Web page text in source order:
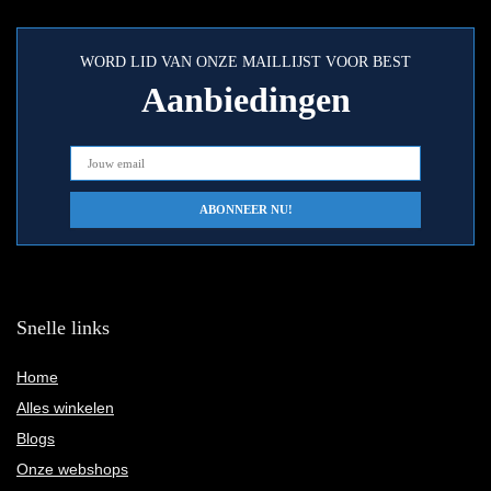
WORD LID VAN ONZE MAILLIJST VOOR BEST
Aanbiedingen
Snelle links
Home
Alles winkelen
Blogs
Onze webshops